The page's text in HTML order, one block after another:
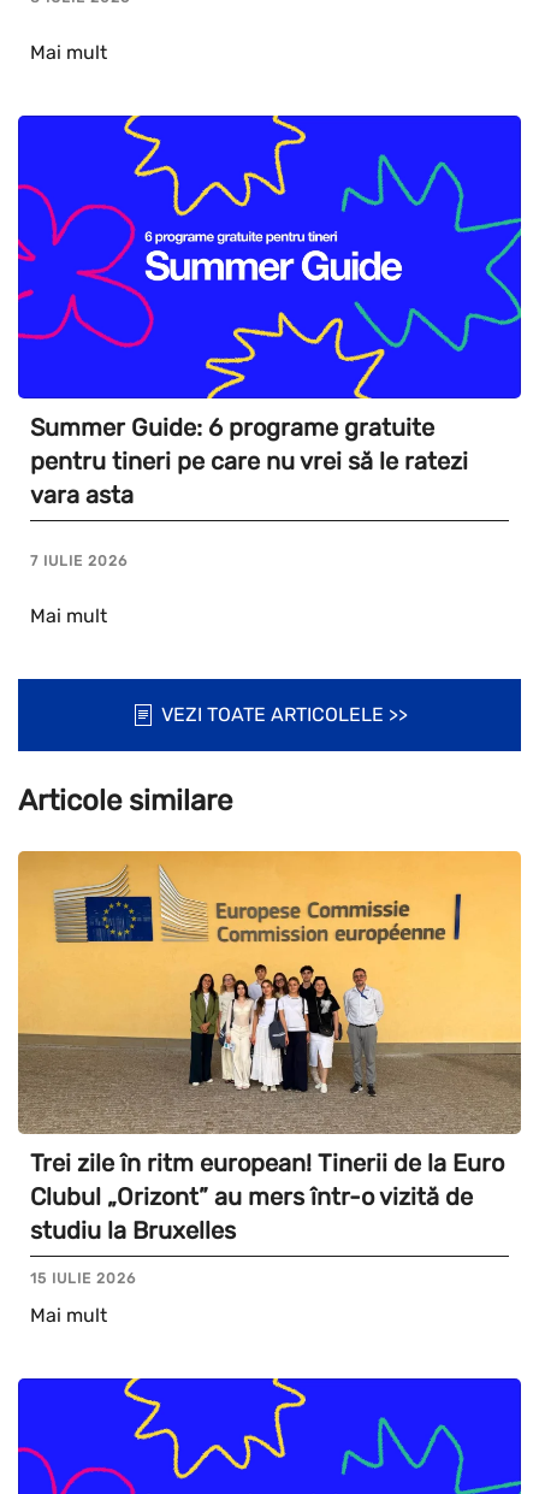
Mai mult
Summer Guide: 6 programe gratuite
pentru tineri pe care nu vrei să le ratezi
vara asta
7 IULIE 2026
Mai mult
VEZI TOATE ARTICOLELE >>
Articole similare
Trei zile în ritm european! Tinerii de la Euro
Clubul „Orizont” au mers într-o vizită de
studiu la Bruxelles
15 IULIE 2026
Mai mult